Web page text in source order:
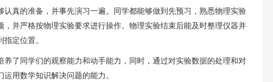
认真的准备，并事先演习一遍。同学都能够做到先预习，熟悉物理实验
，并严格按物理实验要求进行操作。物理实验结束后能及时整理仪器并
定位置。
养了同学们的观察能力和动手能力，同时，通过对实验数据的处理和对
用数学知识解决问题的能力。